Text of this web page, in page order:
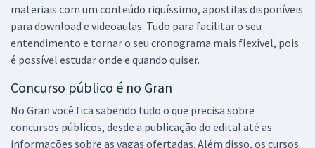
materiais com um conteúdo riquíssimo, apostilas disponíveis
para download e videoaulas. Tudo para facilitar o seu
entendimento e tornar o seu cronograma mais flexível, pois
é possível estudar onde e quando quiser.
Concurso público é no Gran
No Gran você fica sabendo tudo o que precisa sobre
concursos públicos, desde a publicação do edital até as
informações sobre as vagas ofertadas. Além disso, os cursos